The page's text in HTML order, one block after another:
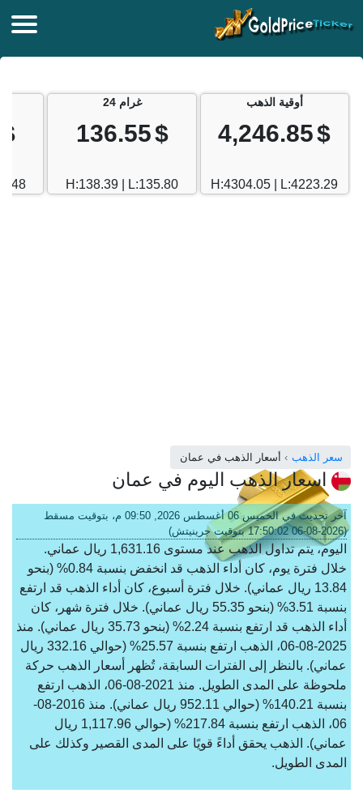
أوقية الذهب
$
4,246.85
H:4304.05 | L:4223.29
غرام 24
$
136.55
H:138.39 | L:135.80
$
سعر الذهب أسعار الذهب في عمان
اسعار الذهب اليوم في عمان
آخر تحديث في الخميس 06 أغسطس 2026, 09:50 م، بتوقيت مسقط
(2026-08-06 17:50:02 بتوقيت جرينيتش)
اليوم، يتم تداول الذهب عند مستوى 1,631.16 ريال عماني.
خلال فترة يوم، كان أداء الذهب قد انخفض بنسبة 0.84% (بنحو
13.84 ريال عماني). خلال فترة أسبوع، كان أداء الذهب قد ارتفع
بنسبة 3.51% (بنحو 55.35 ريال عماني). خلال فترة شهر، كان
أداء الذهب قد ارتفع بنسبة 2.24% (بنحو 35.73 ريال عماني). منذ
2025-08-06، الذهب ارتفع بنسبة 25.57% (حوالي 332.16 ريال
عماني). بالنظر إلى الفترات السابقة، تُظهر أسعار الذهب حركة
ملحوظة على المدى الطويل. منذ 2021-08-06، الذهب ارتفع
بنسبة 140.21% (حوالي 952.11 ريال عماني). منذ 2016-08-
06، الذهب ارتفع بنسبة 217.84% (حوالي 1,117.96 ريال
عماني). الذهب يحقق أداءً قويًا على المدى القصير وكذلك على
المدى الطويل.